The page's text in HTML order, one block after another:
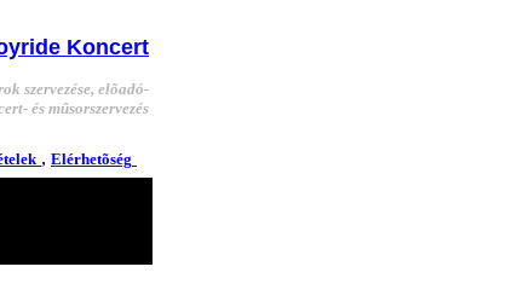
Koncert
szervezése, elõadó-
és mûsorszervezés
, Elérhetõség